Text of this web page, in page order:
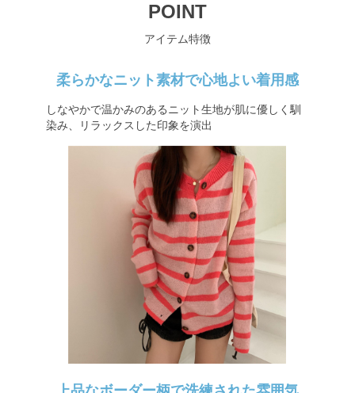
POINT
アイテム特徴
柔らかなニット素材で心地よい着用感
しなやかで温かみのあるニット生地が肌に優しく馴
染み、リラックスした印象を演出